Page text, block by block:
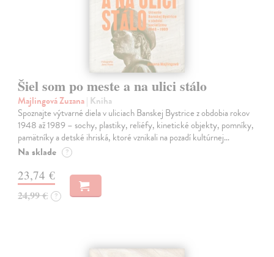
Šiel som po meste a na ulici stálo
Majlingová Zuzana| Kniha
Spoznajte výtvarné diela v uliciach Banskej Bystrice z obdobia rokov
1948 až 1989 – sochy, plastiky, reliéfy, kinetické objekty, pomníky,
pamätníky a detské ihriská, ktoré vznikali na pozadí kultúrnej…
Na sklade ?
23,74 €
24,99 € ?